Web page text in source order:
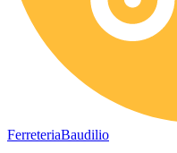
FerreteriaBaudilio